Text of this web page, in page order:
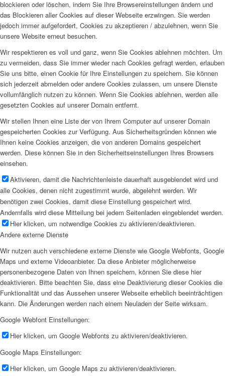
blockieren oder löschen, indem Sie Ihre Browsereinstellungen ändern und
das Blockieren aller Cookies auf dieser Webseite erzwingen. Sie werden
jedoch immer aufgefordert, Cookies zu akzeptieren / abzulehnen, wenn Sie
unsere Website erneut besuchen.
Wir respektieren es voll und ganz, wenn Sie Cookies ablehnen möchten. Um
zu vermeiden, dass Sie immer wieder nach Cookies gefragt werden, erlauben
Sie uns bitte, einen Cookie für Ihre Einstellungen zu speichern. Sie können
sich jederzeit abmelden oder andere Cookies zulassen, um unsere Dienste
vollumfänglich nutzen zu können. Wenn Sie Cookies ablehnen, werden alle
gesetzten Cookies auf unserer Domain entfernt.
Wir stellen Ihnen eine Liste der von Ihrem Computer auf unserer Domain
gespeicherten Cookies zur Verfügung. Aus Sicherheitsgründen können wie
Ihnen keine Cookies anzeigen, die von anderen Domains gespeichert
werden. Diese können Sie in den Sicherheitseinstellungen Ihres Browsers
einsehen.
Aktivieren, damit die Nachrichtenleiste dauerhaft ausgeblendet wird und
alle Cookies, denen nicht zugestimmt wurde, abgelehnt werden. Wir
benötigen zwei Cookies, damit diese Einstellung gespeichert wird.
Andernfalls wird diese Mitteilung bei jedem Seitenladen eingeblendet werden.
Hier klicken, um notwendige Cookies zu aktivieren/deaktivieren.
Andere externe Dienste
Wir nutzen auch verschiedene externe Dienste wie Google Webfonts, Google
Maps und externe Videoanbieter. Da diese Anbieter möglicherweise
personenbezogene Daten von Ihnen speichern, können Sie diese hier
deaktivieren. Bitte beachten Sie, dass eine Deaktivierung dieser Cookies die
Funktionalität und das Aussehen unserer Webseite erheblich beeinträchtigen
kann. Die Änderungen werden nach einem Neuladen der Seite wirksam.
Google Webfont Einstellungen:
Hier klicken, um Google Webfonts zu aktivieren/deaktivieren.
Google Maps Einstellungen:
Hier klicken, um Google Maps zu aktivieren/deaktivieren.